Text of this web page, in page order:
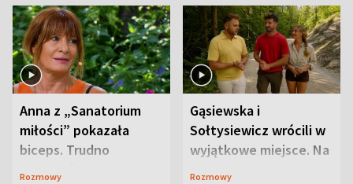
Anna z „Sanatorium
miłości” pokazała
biceps. Trudno
uwierzyć, co przeszła
Rozmowy
Gąsiewska i
Sołtysiewicz wrócili w
wyjątkowe miejsce. Na
szlaku czekał
Rozmowy